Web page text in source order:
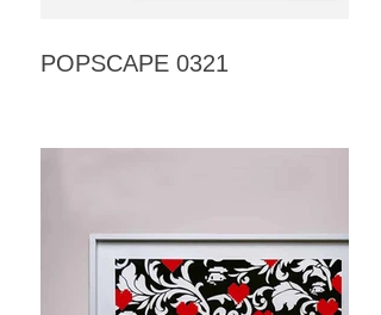
POPSCAPE 0321